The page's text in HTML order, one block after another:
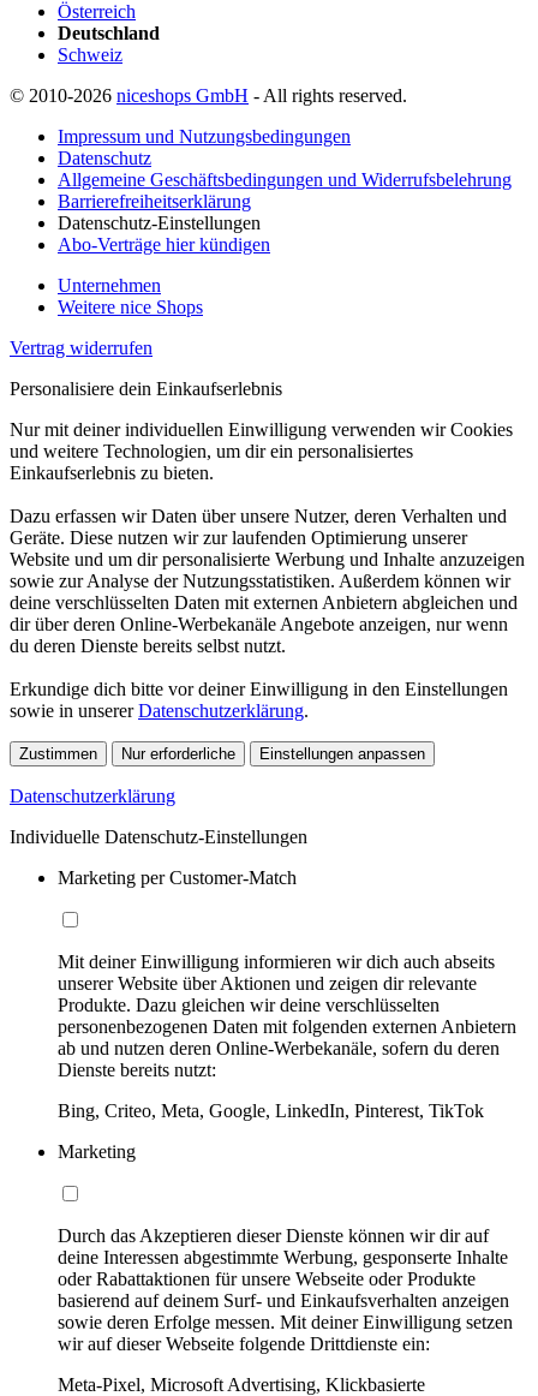
Österreich
Deutschland
Schweiz
© 2010-2026 niceshops GmbH - All rights reserved.
Impressum und Nutzungsbedingungen
Datenschutz
Allgemeine Geschäftsbedingungen und Widerrufsbelehrung
Barrierefreiheitserklärung
Datenschutz-Einstellungen
Abo-Verträge hier kündigen
Unternehmen
Weitere nice Shops
Vertrag widerrufen
Personalisiere dein Einkaufserlebnis
Nur mit deiner individuellen Einwilligung verwenden wir Cookies
und weitere Technologien, um dir ein personalisiertes
Einkaufserlebnis zu bieten.
Dazu erfassen wir Daten über unsere Nutzer, deren Verhalten und
Geräte. Diese nutzen wir zur laufenden Optimierung unserer
Website und um dir personalisierte Werbung und Inhalte anzuzeigen
sowie zur Analyse der Nutzungsstatistiken. Außerdem können wir
deine verschlüsselten Daten mit externen Anbietern abgleichen und
dir über deren Online-Werbekanäle Angebote anzeigen, nur wenn
du deren Dienste bereits selbst nutzt.
Erkundige dich bitte vor deiner Einwilligung in den Einstellungen
sowie in unsererDatenschutzerklärung.
Zustimmen Nur erforderliche Einstellungen anpassen
Datenschutzerklärung
Individuelle Datenschutz-Einstellungen
Marketing per Customer-Match
Mit deiner Einwilligung informieren wir dich auch abseits
unserer Website über Aktionen und zeigen dir relevante
Produkte. Dazu gleichen wir deine verschlüsselten
personenbezogenen Daten mit folgenden externen Anbietern
ab und nutzen deren Online-Werbekanäle, sofern du deren
Dienste bereits nutzt:
Bing, Criteo, Meta, Google, LinkedIn, Pinterest, TikTok
Marketing
Durch das Akzeptieren dieser Dienste können wir dir auf
deine Interessen abgestimmte Werbung, gesponserte Inhalte
oder Rabattaktionen für unsere Webseite oder Produkte
basierend auf deinem Surf- und Einkaufsverhalten anzeigen
sowie deren Erfolge messen. Mit deiner Einwilligung setzen
wir auf dieser Webseite folgende Drittdienste ein:
Meta-Pixel, Microsoft Advertising, Klickbasierte